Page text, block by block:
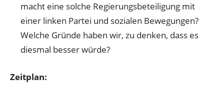
macht eine solche Regierungsbeteiligung mit
einer linken Partei und sozialen Bewegungen?
Welche Gründe haben wir, zu denken, dass es
diesmal besser würde?
Zeitplan: